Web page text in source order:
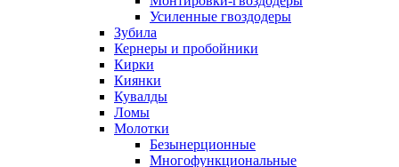
Усиленные гвоздодеры
Зубила
Кернеры и пробойники
Кирки
Киянки
Кувалды
Ломы
Молотки
Безынерционные
Многофункциональные